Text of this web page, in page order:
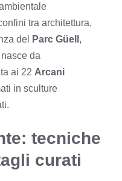
tra architettura,
del
Parc Güell ,
nasce da
ai 22 Arcani
in sculture
tecniche
curati